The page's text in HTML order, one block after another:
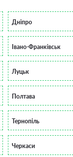
Дніпро
Івано-Франківськ
Луцьк
Полтава
Тернопіль
Черкаси